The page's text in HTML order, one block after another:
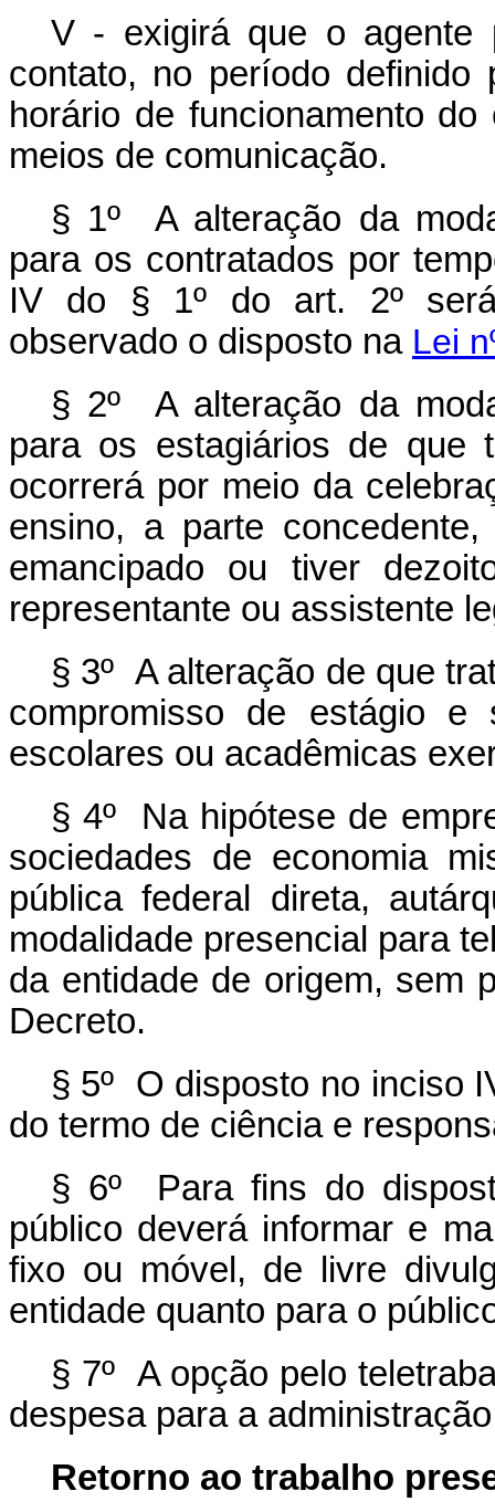
V - exigirá que o agente
contato, no período
horário de funcionamento
meios de comunicação.
§ 1º A alteração da
para os contratados por
IV do § 1º do art. 2º
observado o disposto na Lei
§ 2º A alteração da
para os estagiários de
ocorrerá por meio da
ensino, a parte
emancipado ou tiver
representante ou assistente
§ 3º A alteração de que
compromisso de estágio e
escolares ou acadêmicas
§ 4º Na hipótese de
sociedades de economia
pública federal direta,
modalidade presencial para
da entidade de origem, sem
Decreto.
§ 5º O disposto no inciso
do termo de ciência e
§ 6º Para fins do
público deverá informar e
fixo ou móvel, de livre
entidade quanto para o
§ 7º A opção pelo
despesa para a
Retorno ao trabalho